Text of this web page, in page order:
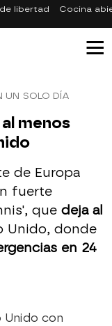
libertad Cocina
UN SOLO DÍA
menos
de Europa
fuerte
quedeja al
Unido, donde
en 24
Unido con